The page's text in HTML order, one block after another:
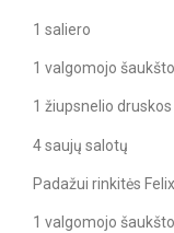
1 saliero
1 valgomojo
1 žiupsnelio
4 saujų salotų
Padažui rinkitės
1 valgomojo